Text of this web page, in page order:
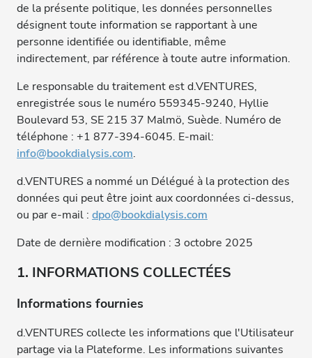
de la présente politique, les données personnelles
désignent toute information se rapportant à une
personne identifiée ou identifiable, même
indirectement, par référence à toute autre information.
Le responsable du traitement est d.VENTURES,
enregistrée sous le numéro 559345-9240, Hyllie
Boulevard 53, SE 215 37 Malmö, Suède. Numéro de
téléphone : +1 877-394-6045. E-mail:
info@bookdialysis.com.
d.VENTURES a nommé un Délégué à la protection des
données qui peut être joint aux coordonnées ci-dessus,
ou par e-mail : dpo@bookdialysis.com
Date de dernière modification : 3 octobre 2025
1. INFORMATIONS COLLECTÉES
Informations fournies
d.VENTURES collecte les informations que l'Utilisateur
partage via la Plateforme. Les informations suivantes